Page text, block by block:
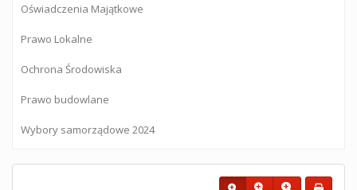
Oświadczenia Majątkowe
Prawo Lokalne
Ochrona Środowiska
Prawo budowlane
Wybory samorządowe 2024